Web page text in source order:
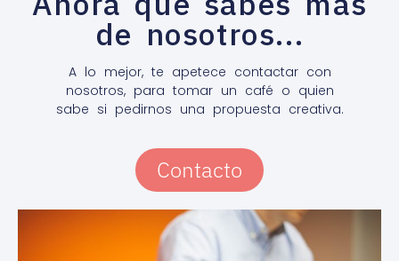
de nosotros...
A lo mejor, te apetece contactar con
nosotros, para tomar un café o quien
sabe si pedirnos una propuesta creativa.
Contacto